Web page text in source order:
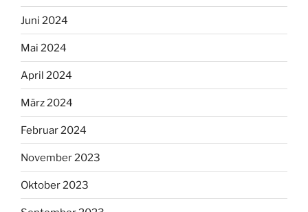
Juni 2024
Mai 2024
April 2024
März 2024
Februar 2024
November 2023
Oktober 2023